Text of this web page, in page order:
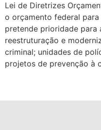
Lei de Diretrizes
o orçamento federal
pretende prioridade para
reestruturação e
criminal; unidades de
projetos de prevenção à